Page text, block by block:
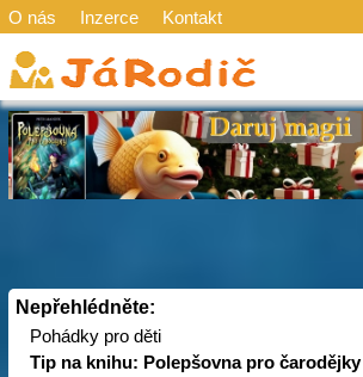
O nás Inzerce Kontakt
Nepřehlédněte:
Pohádky pro děti
Tip na knihu: Polepšovna pro čarodějky